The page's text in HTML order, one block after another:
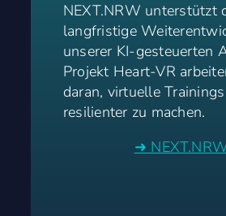
NEXT.NRW unterstützt
langfristige
unserer KI-gesteuerten
Projekt Heart-VR
daran, virtuelle
resilienter zu machen.
➜